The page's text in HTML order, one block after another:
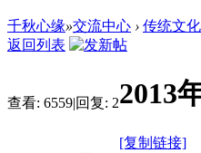
千秋心缘»交流中心 › 传统文化
返回列表
查看: 6559|回复: 22013
[复制链接]